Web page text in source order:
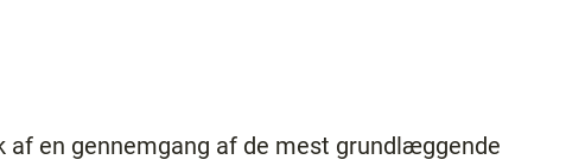
af en gennemgang af de mest grundlæggende